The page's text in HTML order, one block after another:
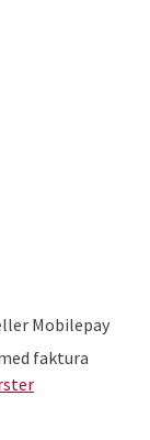
Mobilepay
faktura